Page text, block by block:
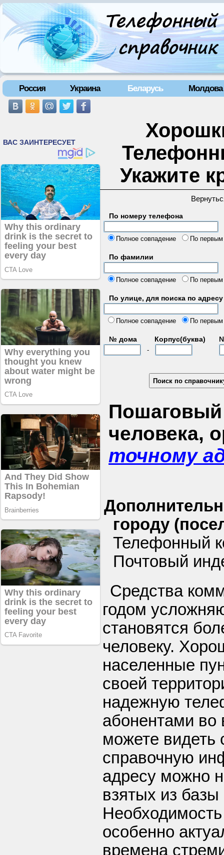
Россия Украина Беларусь Молдова
Укажите
По номеру телефона
Полное совпадение
По
По фамилии
Полное совпадение По
По улице, для поиска по адресу
Полное совпадение
По
№ дома Корпус(буква)
-
Пошаговый
человека,
точному
городу
Телефонный
Почтовый
Средства
годом
становятся
человеку.
населенные
своей
надежную
абонентами
можете видеть
справочную
адресу можно
взятых из
особенно
времена